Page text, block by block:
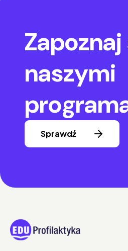
Zapoznaj
naszymi
Sprawdź